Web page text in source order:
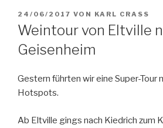
VERÖFFENTLICHT
AM
24/06/2017 VON KARL CRASS
Weintour von Eltville
Geisenheim
Gestern führten wir eine Super-Tour
Hotspots.
Ab Eltville gings nach Kiedrich zum